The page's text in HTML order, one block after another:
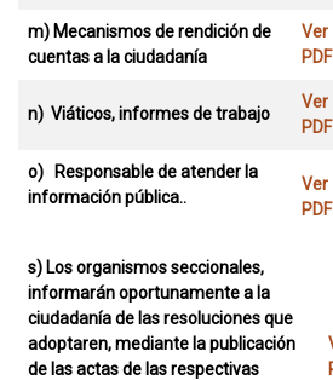
m) Mecanismos de rendición de
cuentas a la ciudadanía
Ver
PDF
n) Viáticos, informes de trabajo
Ver
PDF
o) Responsable de atender la
información pública..
Ver
PDF
s) Los organismos seccionales,
informarán oportunamente a la
ciudadanía de las resoluciones que
adoptaren, mediante la publicación
de las actas de las respectivas